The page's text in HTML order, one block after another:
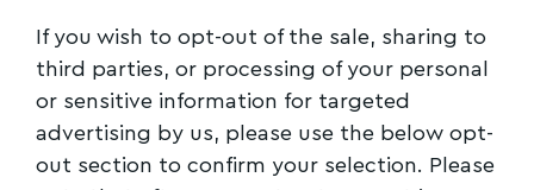
If you wish to opt-out of the sale, sharing to
third parties, or processing of your personal
or sensitive information for targeted
advertising by us, please use the below opt-
out section to confirm your selection. Please
Ακολουθήστε το myvolos.net στο
Google News και μάθετε πρώτοι όλες
τις ειδήσεις.